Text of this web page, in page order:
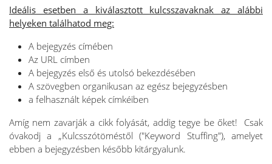
Ideális esetben a kiválasztott kulcsszavaknak az alábbi
helyeken találhatod meg:
A bejegyzés címében
Az URL címben
A bejegyzés első és utolsó bekezdésében
A szövegben organikusan az egész bejegyzésben
a felhasznált képek címkéiben
Amíg nem zavarják a cikk folyását, addig tegye be őket! Csak
óvakodj a „Kulcsszótöméstől ("Keyword Stuffing"), amelyet
ebben a bejegyzésben később kitárgyalunk.